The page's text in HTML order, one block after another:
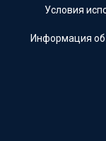
Условия
Информация об